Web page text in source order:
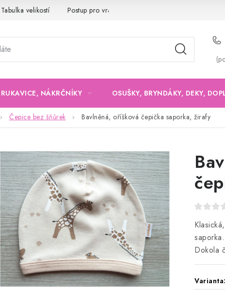
Tabulka velikostí Postup pro vrácení a výměnu
NÁKRČNÍKY OSUŠKY, BRYNDÁKY, DEKY,
Čepice bez šňůrek Bavlněná, oříšková čepička saporka, žirafy
Dokola
Varianta: